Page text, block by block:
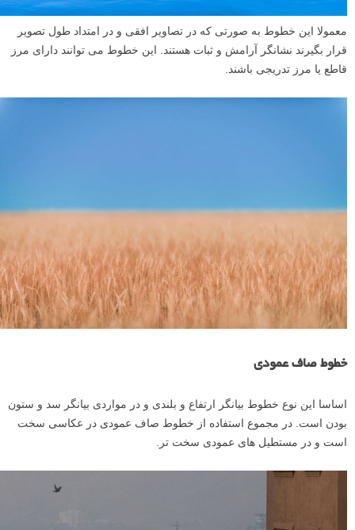
معمولا این خطوط به صورتی که در تصاویر افقی و در امتداد طول تصویر
قرار بگیرند نشانگر آرامش و ثبات هستند. این خطوط می توانند دارای مرز
قاطع یا مرز تدریجی باشند.
خطوط صاف عمودی
اساسا این نوع خطوط بیانگر ارتفاع و بلندی و در مواردی بیانگر سد و ستون
بودن است. در مجموع استفاده از خطوط صاف عمودی در عکاسی سخت
است و در مستطیل های عمودی سخت تر.